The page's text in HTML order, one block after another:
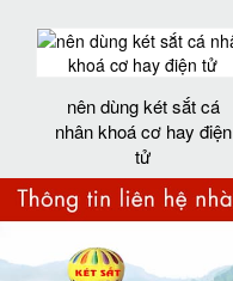
nên dùng két sắt cá
nhân khoá cơ hay điện
tử